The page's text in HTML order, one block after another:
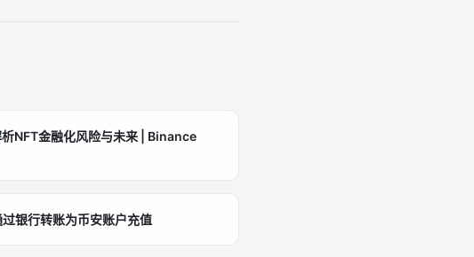
NFT金融化风险与未来 | Binance
银行转账为币安账户充值